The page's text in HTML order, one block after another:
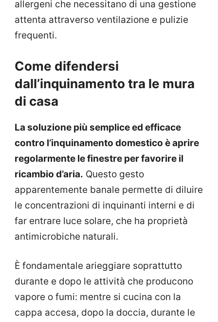
allergeni che necessitano di una gestione
attenta attraverso ventilazione e pulizie
frequenti.
Come difendersi
dall’inquinamento tra le mura
di casa
La soluzione più semplice ed efficace
contro l’inquinamento domestico è aprire
regolarmente le finestre per favorire il
ricambio d’aria. Questo gesto
apparentemente banale permette di diluire
le concentrazioni di inquinanti interni e di
far entrare luce solare, che ha proprietà
antimicrobiche naturali.
È fondamentale arieggiare soprattutto
durante e dopo le attività che producono
vapore o fumi: mentre si cucina con la
cappa accesa, dopo la doccia, durante le